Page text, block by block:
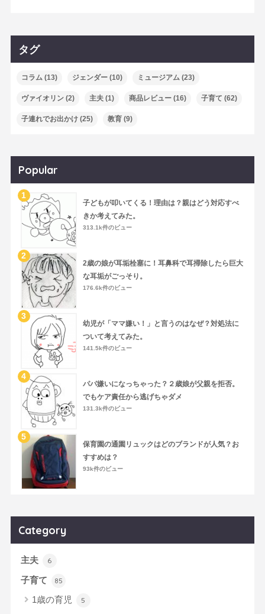
タグ
コラム (13) ジェンダー(10) ミュージアム (23)
ヴァイオリン(2) 主夫(1) 商品レビュー(16) 子育て (62)
子連れでお出かけ(25) 教育(9)
Popular
子どもが叩いてくる！理由は？親はどう対応すべ
きか考えてみた。
313.1k件のビュー
2歳の娘が耳垢栓塞に！耳鼻科で耳掃除したら巨大
な耳垢がごっそり。
176.6k件のビュー
幼児が「ママ嫌い！」と言うのはなぜ？対処法に
ついて考えてみた。
141.5k件のビュー
パパ嫌いになっちゃった？２歳娘が父親を拒否。
でもケア責任から逃げちゃダメ
131.3k件のビュー
保育園の通園リュックはどのブランドが人気？お
すすめは？
93k件のビュー
Category
主夫 6
子育て 85
1歳の育児 5